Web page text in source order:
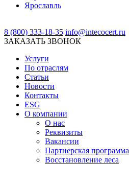
Ярославль
8 (800) 333-18-35 info@intecocert.ru
ЗАКАЗАТЬ ЗВОНОК
Услуги
По отраслям
Статьи
Новости
Контакты
ESG
О компании
О нас
Реквизиты
Вакансии
Партнерская программа
Восстановление леса